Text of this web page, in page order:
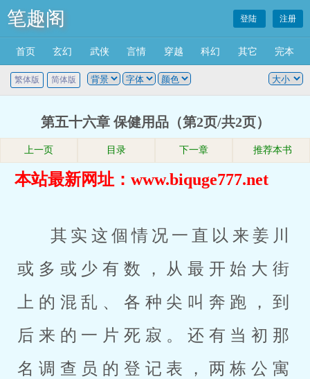
笔趣阁 登陆 注册
首页 玄幻 武侠 言情 穿越 科幻 其它 完本
繁体版 简体版
第五十六章 保健用品（第2页/共2页）
上一页 目录 下一章 推荐本书
本站最新网址：www.biquge777.net
其实这個情况一直以来姜川
或多或少有数，从最开始大街
上的混乱、各种尖叫奔跑，到
后来的一片死寂。还有当初那
名调查员的登记表，两栋公寓